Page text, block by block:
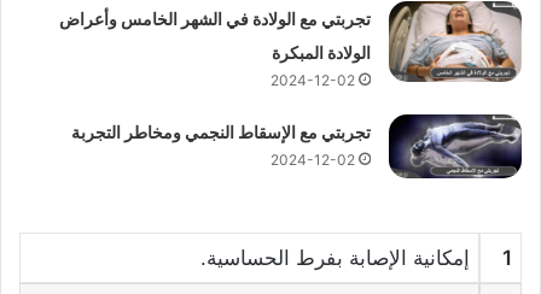
تجربتي مع الولادة في الشهر الخامس وأعراض
الولادة المبكرة
2024-12-02
تجربتي مع الإسقاط النجمي ومخاطر التجربة
2024-12-02
1 إمكانية الإصابة بفرط الحساسية.